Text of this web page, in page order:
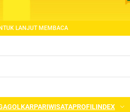
LANJUT MEMBACA
GOLKARPARIWISATAPROFILINDEX